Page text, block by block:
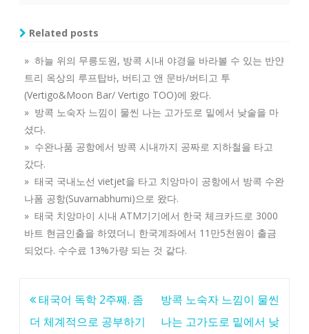
Related posts
» 하늘 위의 무릉도원, 방콕 시내 야경을 바라볼 수 있는 반얀
트리 옥상의 루프탑바, 버티고 앤 문바/버티고 투
(Vertigo&Moon Bar/ Vertigo TOO)에 왔다.
» 방콕 노숙자 느낌이 물씬 나는 고가도로 밑에서 낮술을 마
셨다.
» 수완나품 공항에서 방콕 시내까지 공짜로 지하철을 타고
갔다.
» 태국 국내노선 vietjet을 타고 치앙마이 공항에서 방콕 수완
나폼 공항(Suvarnabhumi)으로 왔다.
» 태국 치앙마이 시내 ATM기기에서 한국 체크카드로 3000
바트 현금인출을 하였더니 한국계좌에서 11만5천원이 출금
되었다. 수수료 13%가량 되는 것 같다.
글
탐
태국어 독학 2주째. 좀
더 체계적으로 공부하기
방콕 노숙자 느낌이 물씬
나는 고가도로 밑에서 낮